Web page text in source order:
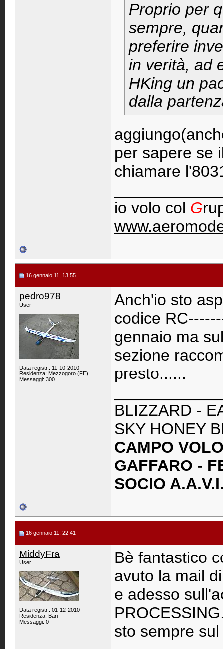
Proprio per
sempre,
preferire
in verità, ad
HKing un
dalla
per sapere se
chiamare
io volo col G
16 gennaio 11, 13:55
pedro978
User
Data registr.: 11-10-2010
Residenza: Mezzogoro (FE)
Messaggi: 300
Anch'io sto
codice
gennaio ma
sezione
presto......
BLIZZARD -
SKY HONEY
CAMPO
GAFFARO -
SOCIO
16 gennaio 11, 22:41
MiddyFra
User
Data registr.: 01-12-2010
Residenza: Bari
Messaggi: 0
Bè fantastico
avuto la mail
e adesso
sto sempre